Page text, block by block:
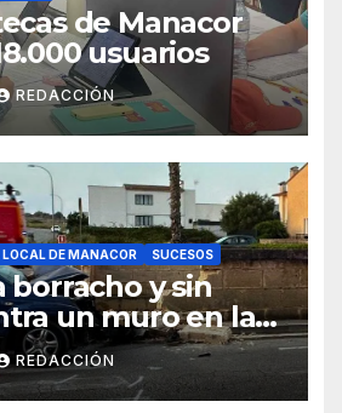
de Manacor
usuarios
REDACCIÓN
LOCAL DE MANACOR SUCESOS
borracho y sin
un muro en la
de Manacor y
REDACCIÓN